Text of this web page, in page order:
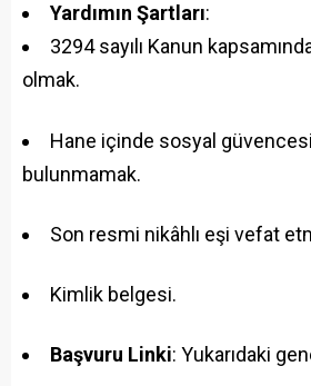
Yardımın Şartları:
3294 sayılı Kanun
olmak.
Hane içinde sosyal
bulunmamak.
Son resmi nikâhlı eşi vefat
Kimlik belgesi.
Başvuru Linki: Yukarıdaki